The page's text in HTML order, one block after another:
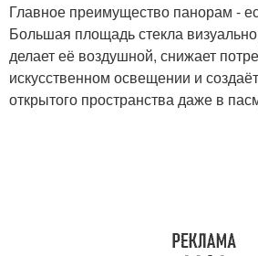
Главное преимущество панорам -
Большая площадь стекла
делает её воздушной, снижает
искусственном освещении и
открытого пространства даже в